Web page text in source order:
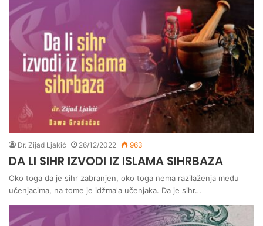
Dr. Zijad Ljakić 26/12/2022 963
DA LI SIHR IZVODI IZ ISLAMA SIHRBAZA
Oko toga da je sihr zabranjen, oko toga nema razilaženja među
učenjacima, na tome je idžma'a učenjaka. Da je sihr…